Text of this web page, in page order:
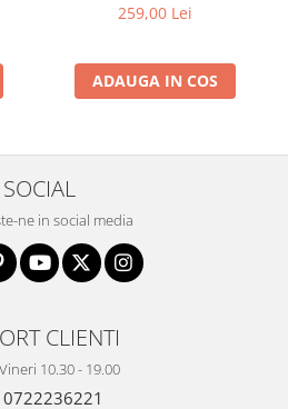
259,00 Lei
ADAUGA IN COS
SOCIAL
ne in social media
CLIENTI
10.30 - 19.00
0722236221